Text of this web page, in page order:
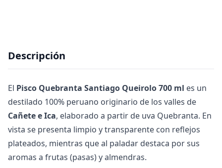
Descripción
El Pisco Quebranta Santiago Queirolo 700 ml es un
destilado 100% peruano originario de los valles de
Cañete e Ica, elaborado a partir de uva Quebranta. En
vista se presenta limpio y transparente con reflejos
plateados, mientras que al paladar destaca por sus
aromas a frutas (pasas) y almendras.